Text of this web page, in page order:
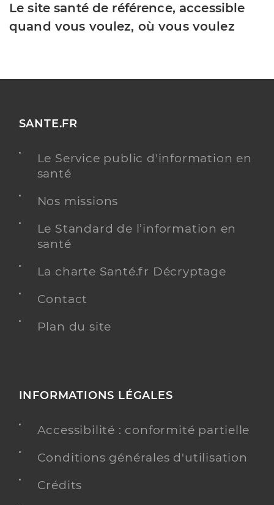
Le site santé de référence, accessible
quand vous voulez, où vous voulez
SANTE.FR
Le Service public d'information en
santé
Nos missions
Le Standard de l’information en
santé
La charte Santé.fr Décryptage
Contact
Plan du site
INFORMATIONS LÉGALES
Accessibilité : conformité partielle
Conditions générales d'utilisation
Crédits